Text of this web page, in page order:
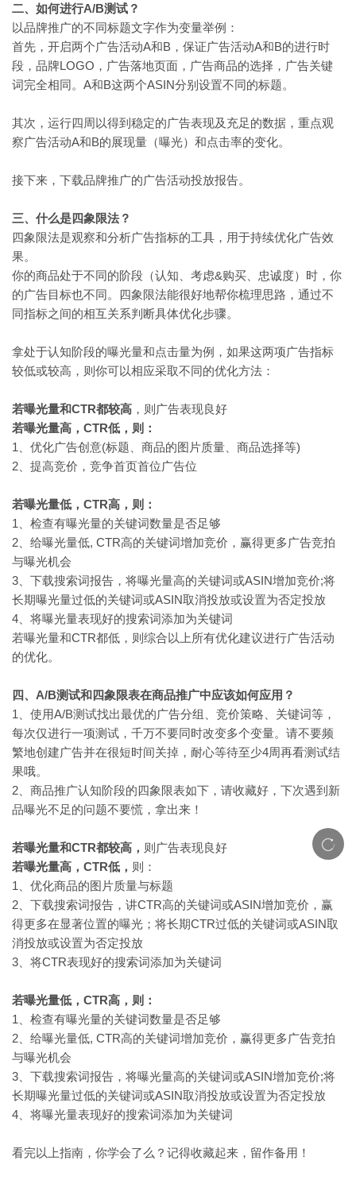
二、如何进行A/B测试？
以品牌推广的不同标题文字作为变量举例：
首先，开启两个广告活动A和B，保证广告活动A和B的进行时
段，品牌LOGO，广告落地页面，广告商品的选择，广告关键
词完全相同。A和B这两个ASIN分别设置不同的标题。
其次，运行四周以得到稳定的广告表现及充足的数据，重点观
察广告活动A和B的展现量（曝光）和点击率的变化。
接下来，下载品牌推广的广告活动投放报告。
三、什么是四象限法？
四象限法是观察和分析广告指标的工具，用于持续优化广告效
果。
你的商品处于不同的阶段（认知、考虑&购买、忠诚度）时，你
的广告目标也不同。四象限法能很好地帮你梳理思路，通过不
同指标之间的相互关系判断具体优化步骤。
拿处于认知阶段的曝光量和点击量为例，如果这两项广告指标
较低或较高，则你可以相应采取不同的优化方法：
若曝光量和CTR都较高 ，则广告表现良好
若曝光量高，CTR低，则：
1、优化广告创意(标题、商品的图片质量、商品选择等)
2、提高竞价，竞争首页首位广告位
若曝光量低，CTR高，则：
1、检查有曝光量的关键词数量是否足够
2、给曝光量低, CTR高的关键词增加竞价，赢得更多广告竞拍
与曝光机会
3、下载搜索词报告，将曝光量高的关键词或ASIN增加竞价;将
长期曝光量过低的关键词或ASIN取消投放或设置为否定投放
4、将曝光量表现好的搜索词添加为关键词
若曝光量和CTR都低，则综合以上所有优化建议进行广告活动
的优化。
四、A/B测试和四象限表在商品推广中应该如何应用？
1、使用A/B测试找出最优的广告分组、竞价策略、关键词等，
每次仅进行一项测试，千万不要同时改变多个变量。请不要频
繁地创建广告并在很短时间关掉，耐心等待至少4周再看测试结
果哦。
2、商品推广认知阶段的四象限表如下，请收藏好，下次遇到新
品曝光不足的问题不要慌，拿出来！
若曝光量和CTR都较高， 则广告表现良好
若曝光量高，CTR低， 则：
1、优化商品的图片质量与标题
2、下载搜索词报告，讲CTR高的关键词或ASIN增加竞价，赢
得更多在显著位置的曝光；将长期CTR过低的关键词或ASIN取
消投放或设置为否定投放
3、将CTR表现好的搜索词添加为关键词
若曝光量低，CTR高，则：
1、检查有曝光量的关键词数量是否足够
2、给曝光量低, CTR高的关键词增加竞价，赢得更多广告竞拍
与曝光机会
3、下载搜索词报告，将曝光量高的关键词或ASIN增加竞价;将
长期曝光量过低的关键词或ASIN取消投放或设置为否定投放
4、将曝光量表现好的搜索词添加为关键词
看完以上指南，你学会了么？记得收藏起来，留作备用！